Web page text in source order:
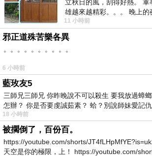
報答媽祖，王崇禮白天教書，晚
明助手，對於有人質疑他以大學
有因緣。」(
乩童的訓練－「受禁」：
經過庄頭廟主神挑中為乩童，再
尚須經歷閉關受禁的訓練過程
童」。在乩童的「受禁」訓練，
老乩童教授，也有法師教授者之
立秋日的風，刮得好熱。
雄越來越精彩。。。 晚上的
天的風刮得很熱 夜遊消暑熱
11 小時前
邪正道殊苦樂各異
。。。。。。。。。。
6 小時前
藍玫友5
三師兄三師兄 你昨晚說不可以殺生 要我放過蟑
怎辦？ 你是否要虔誠茹素？ 蛤？別說師妹愛記
18 小時前
被擱倒了，百份百。
https://youtube.com/shorts/
天空是你的極限，上！ https://youtube.com/